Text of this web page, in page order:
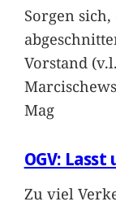
Sorgen sich,
Vorstand
Mag
OGV:
Zu viel